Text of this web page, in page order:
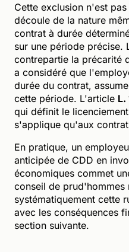
Cette exclusion n'est
découle de la nature
contrat à durée
sur une période précise.
contrepartie la précarité
a considéré que
durée du contrat,
cette période. L'article L.
qui définit le
s'applique qu'aux
En pratique, un
anticipée de CDD en
économiques commet
conseil de prud'hommes
systématiquement cette
avec les conséquences
section suivante.